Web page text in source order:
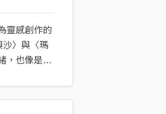
靈感創作的
沙〉與〈瑪
，也像是一